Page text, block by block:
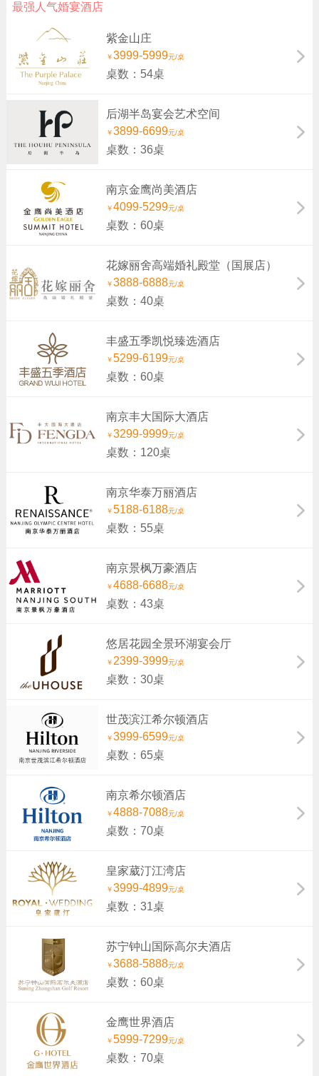
最强人气婚宴酒店
紫金山庄
￥3999-5999元/桌
桌数：54桌
后湖半岛宴会艺术空间
￥3899-6699元/桌
桌数：36桌
南京金鹰尚美酒店
￥4099-5299元/桌
桌数：60桌
花嫁丽舍高端婚礼殿堂（国展店）
￥3888-6888元/桌
桌数：40桌
丰盛五季凯悦臻选酒店
￥5299-6199元/桌
桌数：60桌
南京丰大国际大酒店
￥3299-9999元/桌
桌数：120桌
南京华泰万丽酒店
￥5188-6188元/桌
桌数：55桌
南京景枫万豪酒店
￥4688-6688元/桌
桌数：43桌
悠居花园全景环湖宴会厅
￥ 2399-3999元/桌
桌数：30桌
世茂滨江希尔顿酒店
￥3999-6599元/桌
桌数：65桌
南京希尔顿酒店
￥4888-7088元/桌
桌数：70桌
皇家葳汀江湾店
￥3999-4899元/桌
桌数：31桌
苏宁钟山国际高尔夫酒店
￥3688-5888元/桌
桌数：60桌
金鹰世界酒店
￥5999-7299元/桌
桌数：70桌